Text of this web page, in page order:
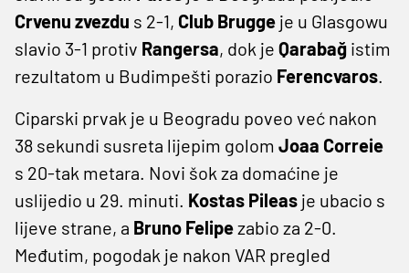
Crvenu zvezdu s 2-1, Club Brugge je u Glasgowu
slavio 3-1 protiv Rangersa, dok je Qarabağ istim
rezultatom u Budimpešti porazio Ferencvaros.
Ciparski prvak je u Beogradu poveo već nakon
38 sekundi susreta lijepim golom Joaa Correie
s 20-tak metara. Novi šok za domaćine je
uslijedio u 29. minuti. Kostas Pileas je ubacio s
lijeve strane, a Bruno Felipezabio za 2-0.
Međutim, pogodak je nakon VAR pregled